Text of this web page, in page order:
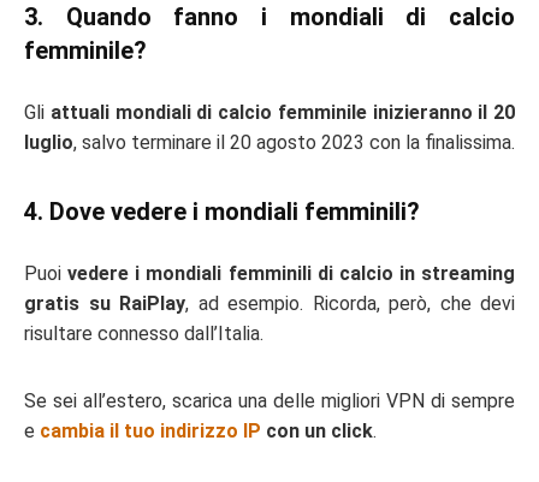
3. Quando fanno i mondiali di calcio
femminile?
Gli attuali mondiali di calcio femminile inizieranno il 20
luglio, salvo terminare il 20 agosto 2023 con la finalissima.
4. Dove vedere i mondiali femminili?
Puoivedere i mondiali femminili di calcio in streaming
gratis su RaiPlay, ad esempio. Ricorda, però, che devi
risultare connesso dall’Italia.
Se sei all’estero, scarica una delle migliori VPN di sempre
e cambia il tuo indirizzo IP con un click.